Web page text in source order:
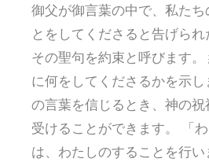
御父が御言葉の中で、私た
とをしてくださると告げら
その聖句を約束と呼びます
に何をしてくださるかを示
の言葉を信じるとき、神の
受けることができます。 「
は、わたしのすることを行